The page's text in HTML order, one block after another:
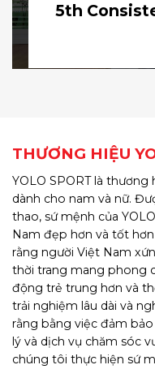
5th
THƯƠNG HIỆU
YOLO SPORT là
dành cho nam và nữ.
thao, sứ mệnh của
Nam đẹp hơn và tốt
rằng người Việt Nam
thời trang mang phong
động trẻ trung hơn và
trải nghiệm lâu dài và
rằng bằng việc đảm
lý và dịch vụ chăm sóc
chúng tôi thực hiện sứ